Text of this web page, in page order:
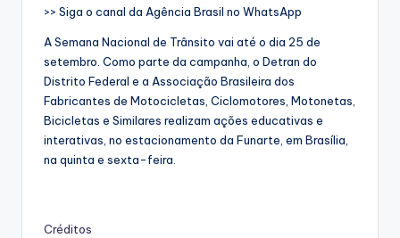
>> Siga o canal da Agência Brasil no WhatsApp
A Semana Nacional de Trânsito vai até o dia 25 de
setembro. Como parte da campanha, o Detran do
Distrito Federal e a Associação Brasileira dos
Fabricantes de Motocicletas, Ciclomotores, Motonetas,
Bicicletas e Similares realizam ações educativas e
interativas, no estacionamento da Funarte, em Brasília,
na quinta e sexta-feira.
Créditos